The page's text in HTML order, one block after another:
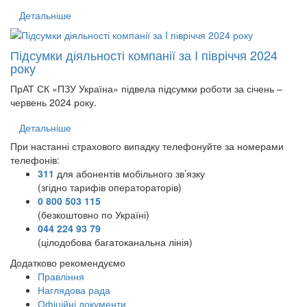
Детальніше
Підсумки діяльності компанії за I півріччя 2024
року
ПрАТ СК «ПЗУ Україна» підвела підсумки роботи за січень –
червень 2024 року.
Детальніше
При настанні страхового випадку телефонуйте за номерами
телефонів:
311 для абонентів мобільного зв’язку
(згідно тарифів оператораторів)
0 800 503 115
(безкоштовно по Україні)
044 224 93 79
(цілодобова багатоканальна лінія)
Додатково рекомендуємо
Правління
Наглядова рада
Офіційні документи